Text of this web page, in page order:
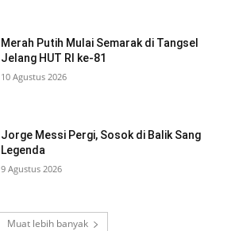
Merah Putih Mulai Semarak di Tangsel
Jelang HUT RI ke-81
10 Agustus 2026
Jorge Messi Pergi, Sosok di Balik Sang
Legenda
9 Agustus 2026
Muat lebih banyak